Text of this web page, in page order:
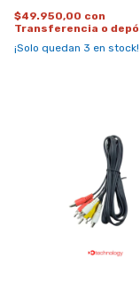
$49.950,00 con
Transferencia o
¡Solo quedan 3 en stock!